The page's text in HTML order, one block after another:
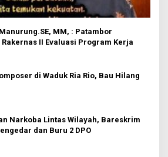
MM, : Patambor
II Evaluasi Program Kerja
di Waduk Ria Rio, Bau Hilang
Narkoba Lintas Wilayah, Bareskrim
dan Buru 2 DPO